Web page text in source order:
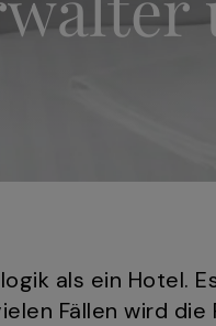
als ein Hotel.
Fällen wird die